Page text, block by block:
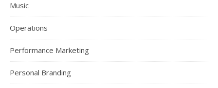
Music
Operations
Performance Marketing
Personal Branding